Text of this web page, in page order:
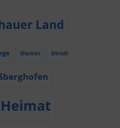
Land
Dialekt Dirndl
Heimat